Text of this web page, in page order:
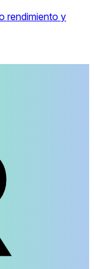
rendimiento y